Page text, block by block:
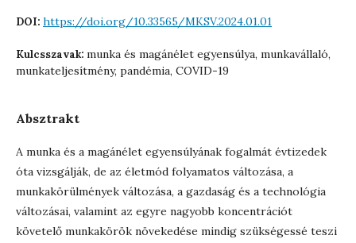
DOI: https://doi.org/10.33565/MKSV.2024.01.01
Kulcsszavak: munka és magánélet egyensúlya, munkavállaló,
munkateljesítmény, pandémia, COVID-19
Absztrakt
A munka és a magánélet egyensúlyának fogalmát évtizedek
óta vizsgálják, de az életmód folyamatos változása, a
munkakörülmények változása, a gazdaság és a technológia
változásai, valamint az egyre nagyobb koncentrációt
követelő munkakörök növekedése mindig szükségessé teszi